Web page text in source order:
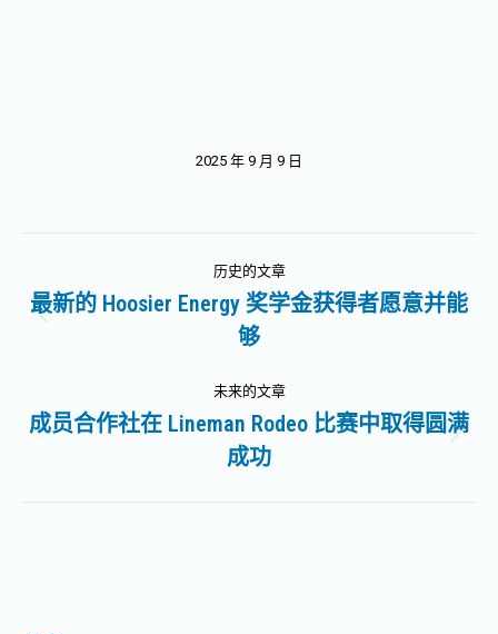
2025 年 9 月 9 日
章
航
历史的文章
历
史
文
章：
最新的 Hoosier Energy 奖学金获得者愿意并能
够
未来的文章
未
来
成员合作社在 Lineman Rodeo 比赛中取得圆满
成功